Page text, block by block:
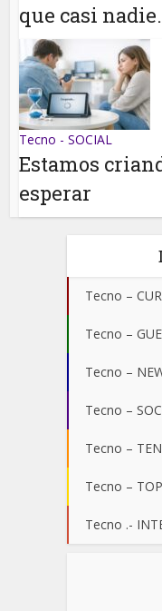
que casi
Tecno - SOCIAL
Estamos
esperar
Tecno –
Tecno –
Tecno –
Tecno –
Tecno –
Tecno –
Tecno .-